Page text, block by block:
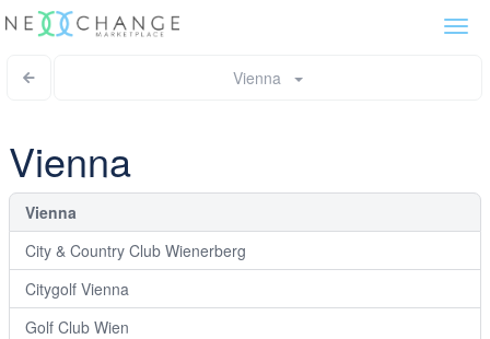
Vienna
Vienna
Vienna
City & Country Club Wienerberg
Citygolf Vienna
Golf Club Wien